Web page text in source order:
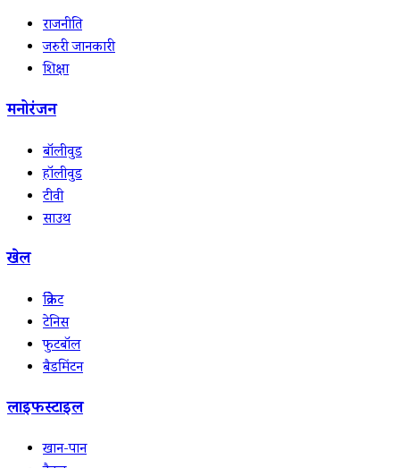
राजनीति
जरुरी जानकारी
शिक्षा
मनोरंजन
बॉलीवुड
हॉलीवुड
टीवी
साउथ
खेल
क्रिकेट
टेनिस
फुटबॉल
बैडमिंटन
लाइफस्टाइल
खान-पान